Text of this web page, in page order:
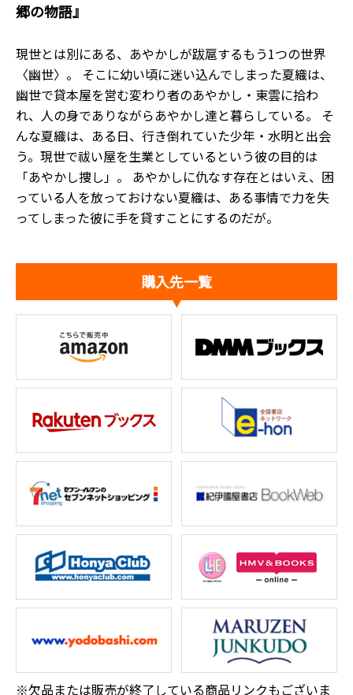
郷の物語』
現世とは別にある、あやかしが跋扈するもう1つの世界
〈幽世〉。 そこに幼い頃に迷い込んでしまった夏織は、
幽世で貸本屋を営む変わり者のあやかし・東雲に拾わ
れ、人の身でありながらあやかし達と暮らしている。 そ
んな夏織は、ある日、行き倒れていた少年・水明と出会
う。現世で祓い屋を生業としているという彼の目的は
「あやかし捜し」。 あやかしに仇なす存在とはいえ、困
っている人を放っておけない夏織は、ある事情で力を失
ってしまった彼に手を貸すことにするのだが――。
購入先一覧
※欠品または販売が終了している商品リンクもございま